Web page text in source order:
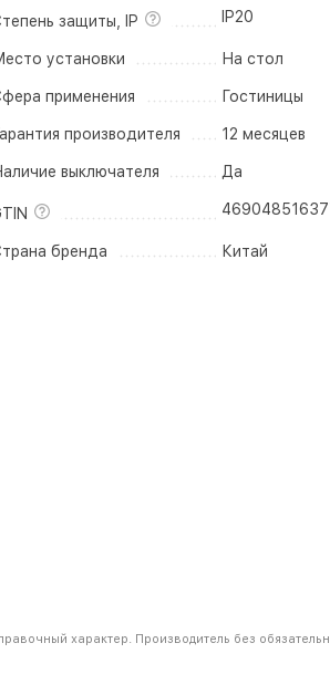
защиты, IP IP20
установки На стол
применения Гостиницы
производителя 12 месяцев
выключателя Да
бренда Китай
характер. Производитель без